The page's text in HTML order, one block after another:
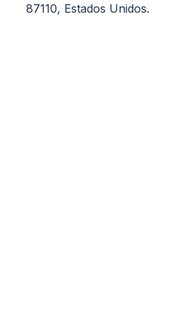
87110, Estados Unidos.